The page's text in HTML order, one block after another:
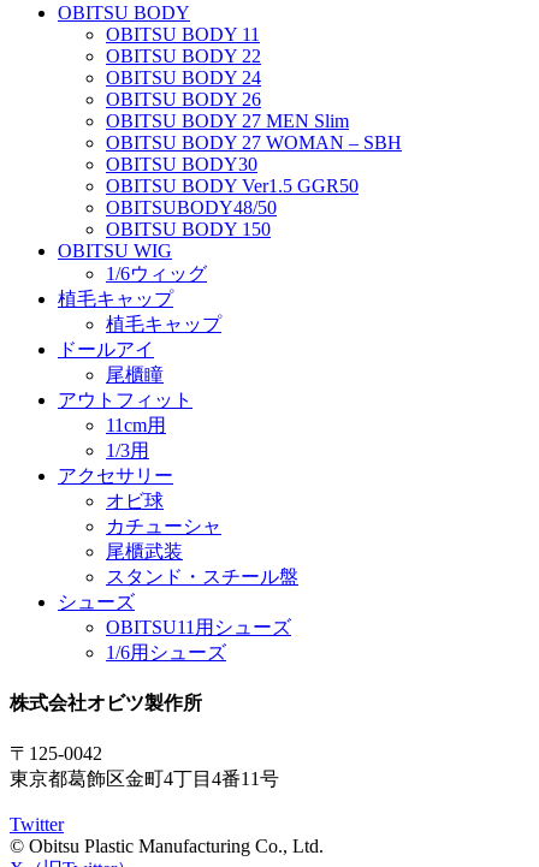
OBITSU BODY
OBITSU BODY 11
OBITSU BODY 22
OBITSU BODY 24
OBITSU BODY 26
OBITSU BODY 27 MEN Slim
OBITSU BODY 27 WOMAN – SBH
OBITSU BODY30
OBITSU BODY Ver1.5 GGR50
OBITSUBODY48/50
OBITSU BODY 150
OBITSU WIG
1/6ウィッグ
植毛キャップ
植毛キャップ
ドールアイ
尾櫃瞳
アウトフィット
11cm用
1/3用
アクセサリー
オビ球
カチューシャ
尾櫃武装
スタンド・スチール盤
シューズ
OBITSU11用シューズ
1/6用シューズ
株式会社オビツ製作所
〒125-0042
東京都葛飾区金町4丁目4番11号
Twitter
© Obitsu Plastic Manufacturing Co., Ltd.